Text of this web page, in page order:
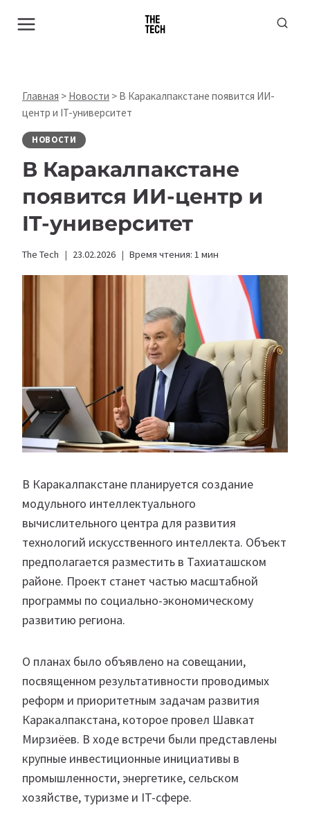
Главная > Новости > В Каракалпакстане появится ИИ-
центр и IT-университет
НОВОСТИ
В Каракалпакстане
появится ИИ-центр и
IT-университет
The Tech 23.02.2026 Время чтения: 1 мин
В Каракалпакстане планируется создание
модульного интеллектуального
вычислительного центра для развития
технологий искусственного интеллекта. Объект
предполагается разместить в Тахиаташском
районе. Проект станет частью масштабной
программы по социально-экономическому
развитию региона.
О планах было объявлено на совещании,
посвященном результативности проводимых
реформ и приоритетным задачам развития
Каракалпакстана, которое провел Шавкат
Мирзиёев. В ходе встречи были представлены
крупные инвестиционные инициативы в
промышленности, энергетике, сельском
хозяйстве, туризме и IT-сфере.